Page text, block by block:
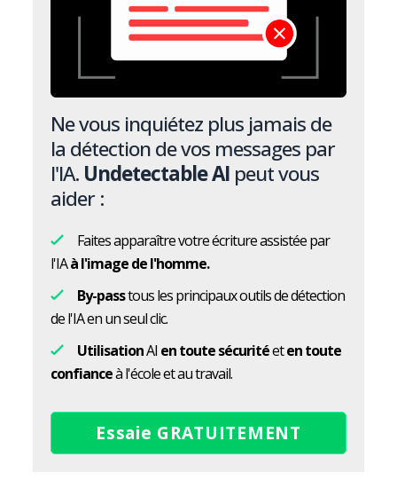
Ne vous inquiétez plus jamais de
la détection de vos messages par
l'IA. Undetectable AI peut vous
aider :
Faites apparaître votre écriture assistée par
l'IAà l'image de l'homme.
By-passtous les principaux outils de détection
de l'IA en un seul clic.
UtilisationAI en toute sécuritéeten toute
confianceà l'école et au travail.
Essaie GRATUITEMENT